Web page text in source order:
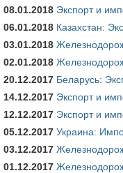
08.01.2018 Экспорт и
06.01.2018 Казахстан:
03.01.2018
02.01.2018
20.12.2017 Беларусь:
14.12.2017 Экспорт и
12.12.2017 Экспорт и
05.12.2017 Украина:
03.12.2017
01.12.2017